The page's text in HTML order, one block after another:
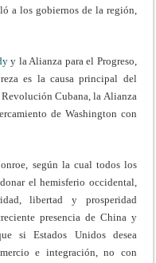
a los gobiernos de la región,
y la Alianza para el Progreso,
es la causa principal del
Cubana, la Alianza
de Washington con
según la cual todos los
el hemisferio occidental,
libertad y prosperidad
presencia de China y
si Estados Unidos desea
e integración, no con